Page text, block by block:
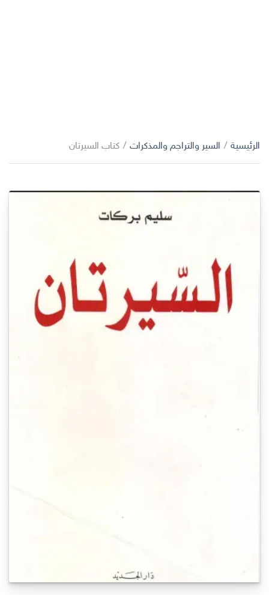
الرئيسية / السير والتراجم والمذكرات / كتاب السيرتان